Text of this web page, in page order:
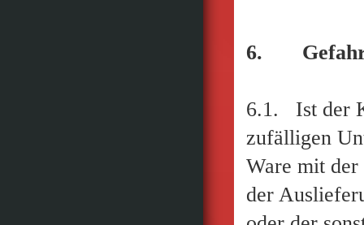
6.
6.1. Ist der
zufälligen
Ware mit der
der